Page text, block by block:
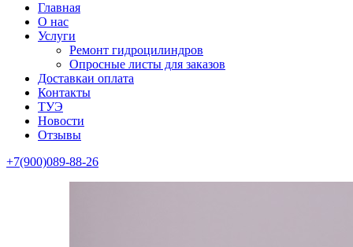
Главная
О нас
Услуги
Ремонт гидроцилиндров
Опросные листы для заказов
Доставкаи оплата
Контакты
ТУЭ
Новости
Отзывы
+7(900)089-88-26